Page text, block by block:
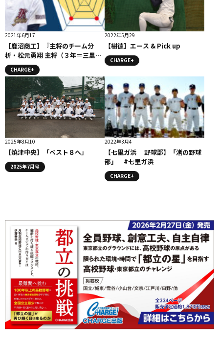
2021年6月17
【鹿沼商工】『主将のチーム分
析・松元勇翔 主将（３年＝三塁
CHARGE+
2022年5月29
【樹徳】エース & Pick up
CHARGE+
2025年8月10
【焼津中央】「ベスト８へ」
2025年7月号
2022年3月4
【七里ガ浜 野球部】「渚の野球
部」 #七里ガ浜
CHARGE+